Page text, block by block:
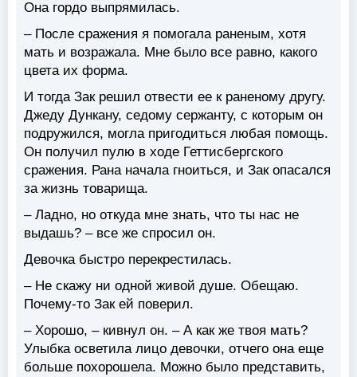
Она гордо выпрямилась.
– После сражения я помогала раненым, хотя
мать и возражала. Мне было все равно, какого
цвета их форма.
И тогда Зак решил отвести ее к раненому другу.
Джеду Дункану, седому сержанту, с которым он
подружился, могла пригодиться любая помощь.
Он получил пулю в ходе Геттисбергского
сражения. Рана начала гноиться, и Зак опасался
за жизнь товарища.
– Ладно, но откуда мне знать, что ты нас не
выдашь? – все же спросил он.
Девочка быстро перекрестилась.
– Не скажу ни одной живой душе. Обещаю.
Почему-то Зак ей поверил.
– Хорошо, – кивнул он. – А как же твоя мать?
Улыбка осветила лицо девочки, отчего она еще
больше похорошела. Можно было представить,